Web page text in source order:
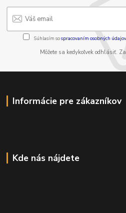
Súhlasím sospracovaním osobných údajov
Môžete sa kedykoľvek odhlásiť.
Informácie pre zákazníkov
Kde nás nájdete